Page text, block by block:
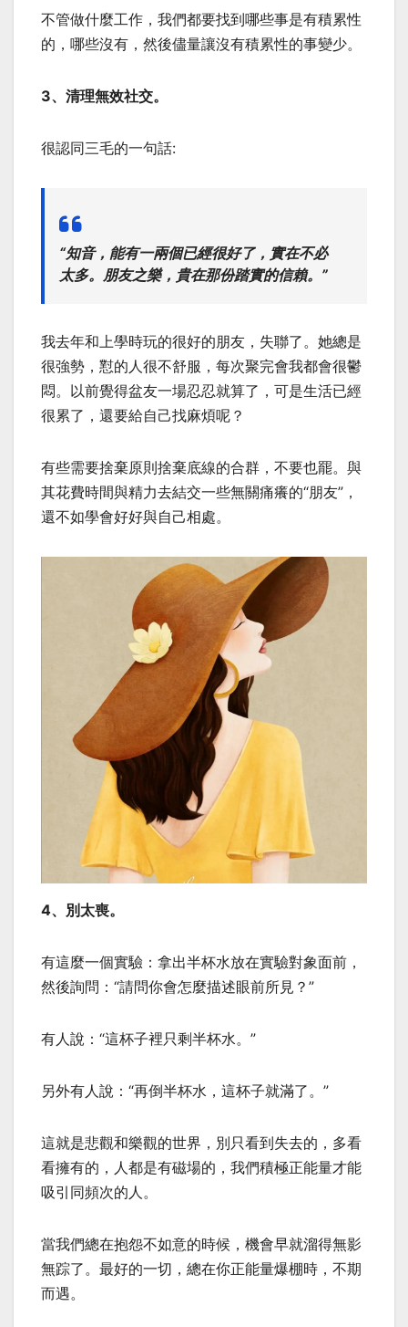
不管做什麼工作，我們都要找到哪些事是有積累性
的，哪些沒有，然後儘量讓沒有積累性的事變少。
3、清理無效社交。
很認同三毛的一句話:
“知音，能有一兩個已經很好了，實在不必
太多。朋友之樂，貴在那份踏實的信賴。”
我去年和上學時玩的很好的朋友，失聯了。她總是
很強勢，懟的人很不舒服，每次聚完會我都會很鬱
悶。以前覺得盆友一場忍忍就算了，可是生活已經
很累了，還要給自己找麻煩呢？
有些需要捨棄原則捨棄底線的合群，不要也罷。與
其花費時間與精力去結交一些無關痛癢的“朋友”，
還不如學會好好與自己相處。
4、別太喪。
有這麼一個實驗：拿出半杯水放在實驗對象面前，
然後詢問：“請問你會怎麼描述眼前所見？”
有人說：“這杯子裡只剩半杯水。”
另外有人說：“再倒半杯水，這杯子就滿了。”
這就是悲觀和樂觀的世界，別只看到失去的，多看
看擁有的，人都是有磁場的，我們積極正能量才能
吸引同頻次的人。
當我們總在抱怨不如意的時候，機會早就溜得無影
無踪了。最好的一切，總在你正能量爆棚時，不期
而遇。